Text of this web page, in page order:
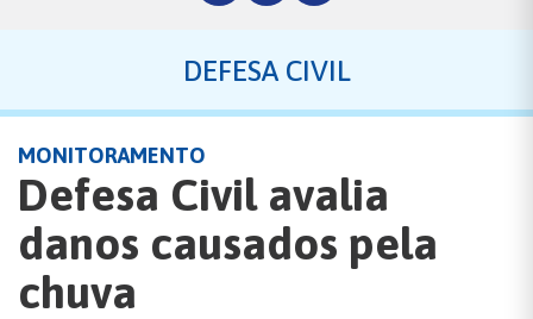
DEFESA CIVIL
MONITORAMENTO
Defesa Civil avalia
danos causados pela
chuva